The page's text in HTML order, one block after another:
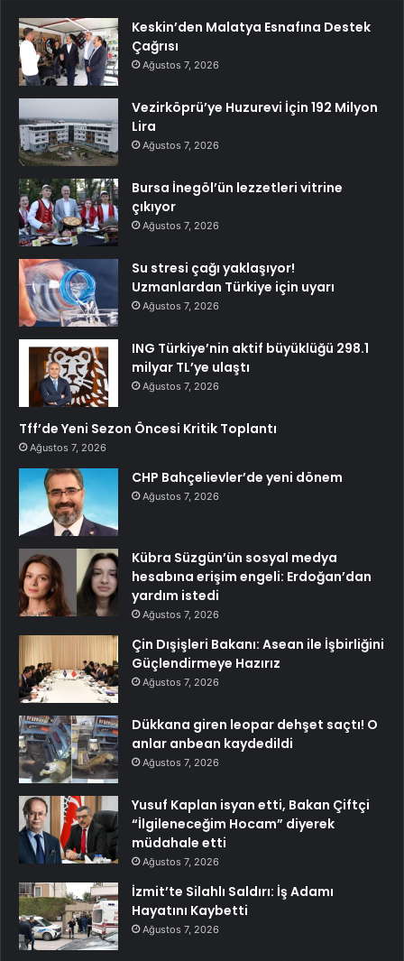
Keskin’den Malatya Esnafına Destek
Çağrısı
Ağustos 7, 2026
Vezirköprü’ye Huzurevi İçin 192 Milyon
Lira
Ağustos 7, 2026
Bursa İnegöl’ün lezzetleri vitrine
çıkıyor
Ağustos 7, 2026
Su stresi çağı yaklaşıyor!
Uzmanlardan Türkiye için uyarı
Ağustos 7, 2026
ING Türkiye’nin aktif büyüklüğü 298.1
milyar TL’ye ulaştı
Ağustos 7, 2026
Tff’de Yeni Sezon Öncesi Kritik Toplantı
Ağustos 7, 2026
CHP Bahçelievler’de yeni dönem
Ağustos 7, 2026
Kübra Süzgün’ün sosyal medya
hesabına erişim engeli: Erdoğan’dan
yardım istedi
Ağustos 7, 2026
Çin Dışişleri Bakanı: Asean ile İşbirliğini
Güçlendirmeye Hazırız
Ağustos 7, 2026
Dükkana giren leopar dehşet saçtı! O
anlar anbean kaydedildi
Ağustos 7, 2026
Yusuf Kaplan isyan etti, Bakan Çiftçi
“İlgileneceğim Hocam” diyerek
müdahale etti
Ağustos 7, 2026
İzmit’te Silahlı Saldırı: İş Adamı
Hayatını Kaybetti
Ağustos 7, 2026